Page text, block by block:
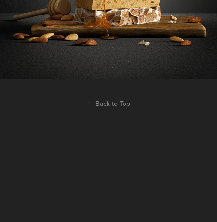
↑ Back to Top